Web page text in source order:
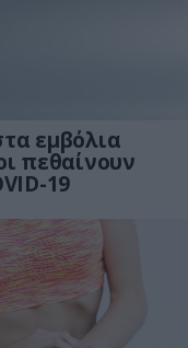
εμβόλια
πεθαίνουν
19